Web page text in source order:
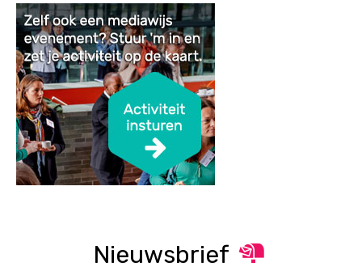
Nieuwsbrief